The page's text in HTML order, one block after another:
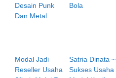
Desain Punk
Dan Metal
Bola
Modal Jadi
Reseller Usaha
Satria Dinata ~
Sukses Usaha